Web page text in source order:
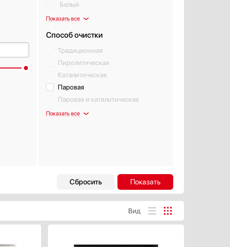
Белый
Показать все
Способ очистки
Традиционная
Пиролитическая
Каталитическая
Паровая
Паровая и каталитическая
Показать все
Страна производства
Белоруссия
Показать все
Вид